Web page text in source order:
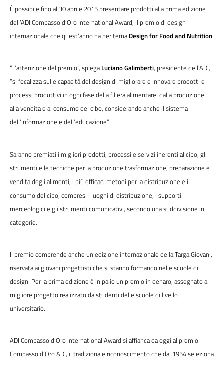
È possibile fino al 30 aprile 2015 presentare prodotti alla prima edizione
dell’ADI Compasso d’Oro International Award, il premio di design
internazionale che quest’anno ha per temaDesign for Food and Nutrition.
“L’attenzione del premio”, spiegaLuciano Galimberti, presidente dell’ADI,
“si focalizza sulle capacità del design di migliorare e innovare prodotti e
processi produttivi in ogni fase della filiera alimentare: dalla produzione
alla vendita e al consumo del cibo, considerando anche il sistema
dell’informazione e dell’educazione”.
Saranno premiati i migliori prodotti, processi e servizi inerenti al cibo, gli
strumenti e le tecniche per la produzione trasformazione, preparazione e
vendita degli alimenti, i più efficaci metodi per la distribuzione e il
consumo del cibo, compresi i luoghi di distribuzione, i supporti
merceologici e gli strumenti comunicativi, secondo una suddivisione in
categorie.
Il premio comprende anche un’edizione internazionale della Targa Giovani,
riservata ai giovani progettisti che si stanno formando nelle scuole di
design. Per la prima edizione è in palio un premio in denaro, assegnato al
migliore progetto realizzato da studenti delle scuole di livello
universitario.
ADI Compasso d’Oro International Award si affianca da oggi al premio
Compasso d’Oro ADI, il tradizionale riconoscimento che dal 1954 seleziona